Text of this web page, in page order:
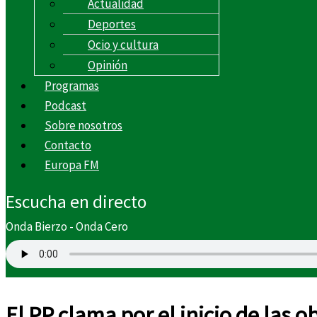
Actualidad
Deportes
Ocio y cultura
Opinión
Programas
Podcast
Sobre nosotros
Contacto
Europa FM
Escucha en directo
Onda Bierzo - Onda Cero